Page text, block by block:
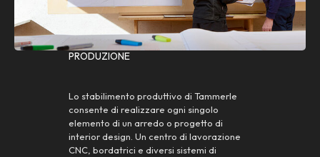
PRODUZIONE
Lo stabilimento produttivo di Tammerle
consente di realizzare ogni singolo
elemento di un arredo o progetto di
interior design. Un centro di lavorazione
CNC, bordatrici e diversi sistemi di